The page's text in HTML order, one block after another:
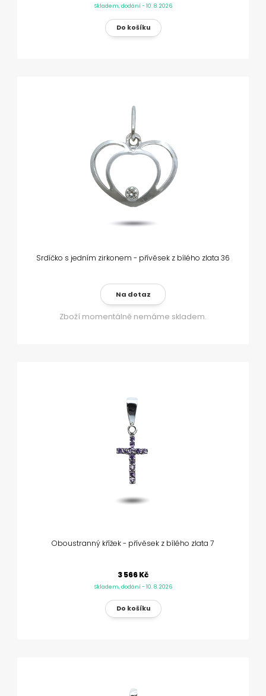
Skladem, dodání - 10. 8. 2026
Srdíčko s jedním zirkonem - přívěsek z bílého zlata 36
Na dotaz
Zboží momentálně nemáme skladem.
Oboustranný křížek - přívěsek z bílého zlata 7
3 566 Kč
Skladem, dodání - 10. 8. 2026